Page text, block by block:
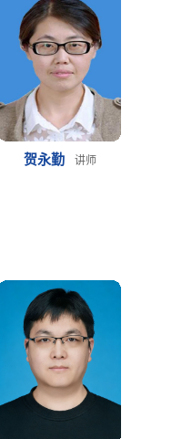
贺永勤 讲师